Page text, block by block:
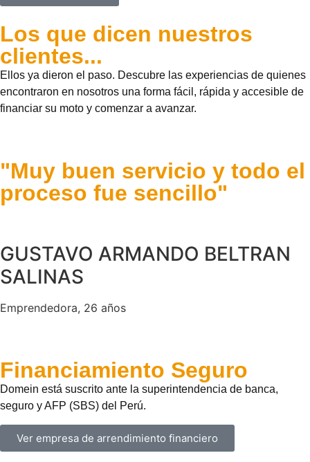
Los que dicen nuestros
clientes...
Ellos ya dieron el paso. Descubre las experiencias de quienes
encontraron en nosotros una forma fácil, rápida y accesible de
financiar su moto y comenzar a avanzar.
"Muy buen servicio y todo el
proceso fue sencillo"
GUSTAVO ARMANDO BELTRAN
SALINAS
Emprendedora, 26 años
Financiamiento Seguro
Domein está suscrito ante la superintendencia de banca,
seguro y AFP (SBS) del Perú.
Ver empresa de arrendimiento financiero